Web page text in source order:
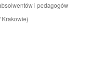
i pedagogów
Krakowie)